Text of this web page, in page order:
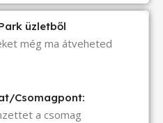
üzletből
még ma átveheted
Csomagpont:
a csomag